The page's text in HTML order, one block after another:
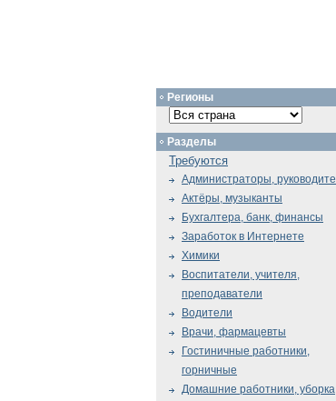
Регионы
Разделы
Требуются
Администраторы,
Актёры, музыканты
Бухгалтера, банк, финансы
Заработок в Интернете
Химики
Воспитатели, учителя,
преподаватели
Водители
Врачи, фармацевты
Гостиничные работники,
горничные
Домашние работники, уборка